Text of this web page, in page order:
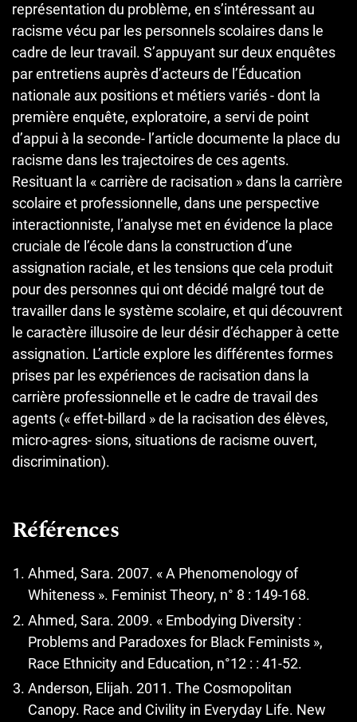
représentation du problème, en s’intéressant au
racisme vécu par les personnels scolaires dans le
cadre de leur travail. S’appuyant sur deux enquêtes
par entretiens auprès d’acteurs de l’Éducation
nationale aux positions et métiers variés - dont la
première enquête, exploratoire, a servi de point
d’appui à la seconde- l’article documente la place du
racisme dans les trajectoires de ces agents.
Resituant la « carrière de racisation » dans la carrière
scolaire et professionnelle, dans une perspective
interactionniste, l’analyse met en évidence la place
cruciale de l’école dans la construction d’une
assignation raciale, et les tensions que cela produit
pour des personnes qui ont décidé malgré tout de
travailler dans le système scolaire, et qui découvrent
le caractère illusoire de leur désir d’échapper à cette
assignation. L’article explore les différentes formes
prises par les expériences de racisation dans la
carrière professionnelle et le cadre de travail des
agents (« effet-billard » de la racisation des élèves,
micro-agres- sions, situations de racisme ouvert,
discrimination).
Références
Ahmed, Sara. 2007. « A Phenomenology of
Whiteness ». Feminist Theory, n° 8 : 149-168.
Ahmed, Sara. 2009. « Embodying Diversity :
Problems and Paradoxes for Black Feminists »,
Race Ethnicity and Education, n°12 : : 41-52.
Anderson, Elijah. 2011. The Cosmopolitan
Canopy. Race and Civility in Everyday Life. New